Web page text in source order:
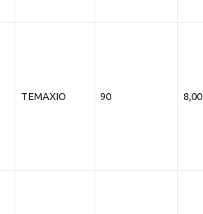
ΤΕΜΑΧΙΟ 90 8,00